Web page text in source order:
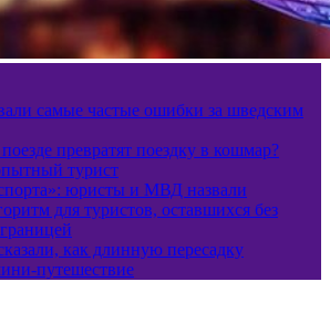
самые частые ошибки за шведским
превратят поездку в кошмар?
турист
юристы и МВД назвали
для туристов, оставшихся без
как длинную пересадку
путешествие